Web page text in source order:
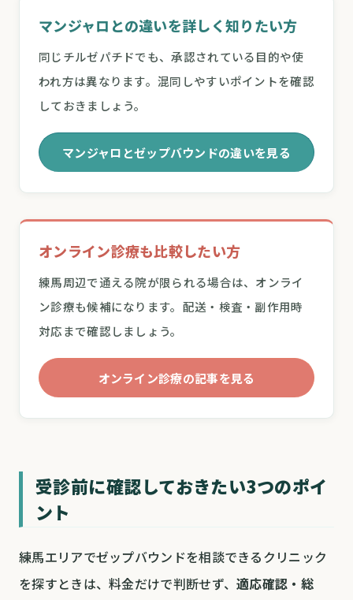
マンジャロとの違いを詳しく知りたい方
同じチルゼパチドでも、承認されている目的や使
われ方は異なります。混同しやすいポイントを確認
しておきましょう。
マンジャロとゼップバウンドの違いを見る
オンライン診療も比較したい方
練馬周辺で通える院が限られる場合は、オンライ
ン診療も候補になります。配送・検査・副作用時
対応まで確認しましょう。
オンライン診療の記事を見る
受診前に確認しておきたい3つのポイ
ント
練馬エリアでゼップバウンドを相談できるクリニック
を探すときは、料金だけで判断せず、適応確認・総